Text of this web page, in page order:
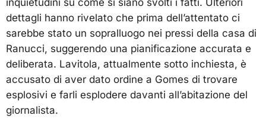
inquietudini su come si siano svolti i fatti. Ulteriori
dettagli hanno rivelato che prima dell’attentato ci
sarebbe stato un sopralluogo nei pressi della casa di
Ranucci, suggerendo una pianificazione accurata e
deliberata. Lavitola, attualmente sotto inchiesta, è
accusato di aver dato ordine a Gomes di trovare
esplosivi e farli esplodere davanti all’abitazione del
giornalista.